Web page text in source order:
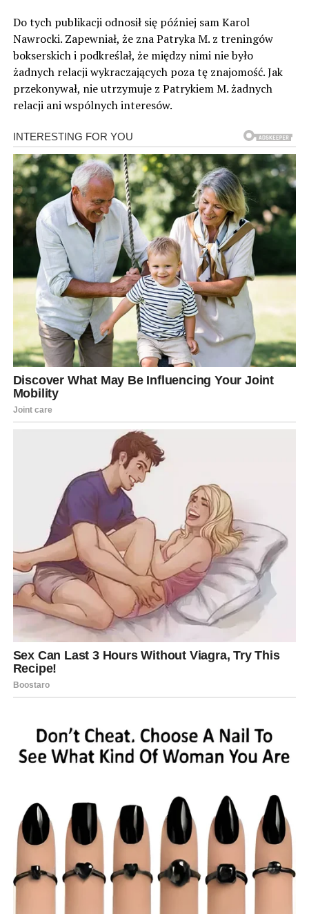
Do tych publikacji odnosił się później sam Karol
Nawrocki. Zapewniał, że zna Patryka M. z treningów
bokserskich i podkreślał, że między nimi nie było
żadnych relacji wykraczających poza tę znajomość. Jak
przekonywał, nie utrzymuje z Patrykiem M. żadnych
relacji ani wspólnych interesów.